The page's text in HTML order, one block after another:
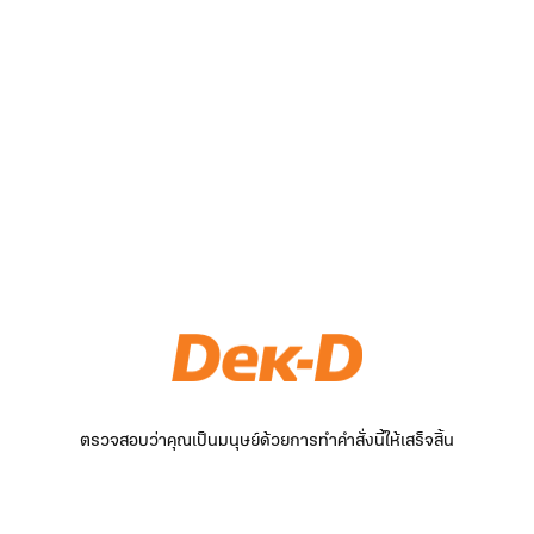
ตรวจสอบว่าคุณเป็นมนุษย์ด้วยการทำคำสั่งนี้ให้เสร็จสิ้น